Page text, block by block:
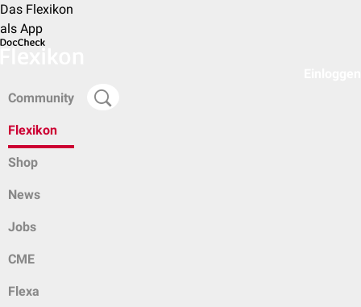
Das Flexikon
als App
Community
Flexikon
Shop
News
Jobs
CME
Flexa